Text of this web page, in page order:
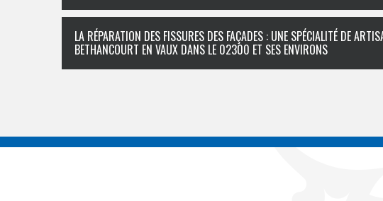
LA RÉPARATION DES FISSURES DES FAÇADES : UNE SPÉCIALITÉ DE
BETHANCOURT EN VAUX DANS LE 02300 ET SES ENVIRONS